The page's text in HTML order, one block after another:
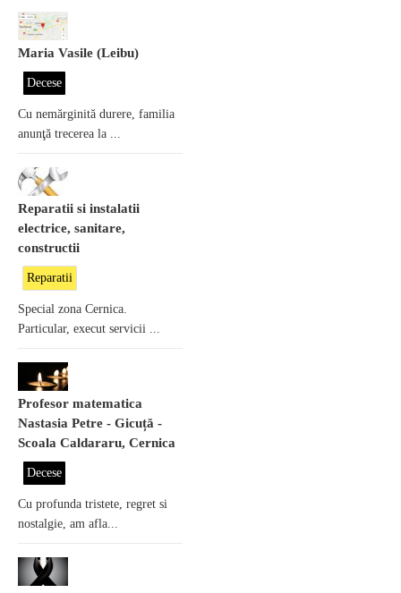
Maria Vasile (Leibu)
Decese
Cu nemărginită durere, familia
anunţă trecerea la ...
Reparatii si instalatii
electrice, sanitare,
constructii
Reparatii
Special zona Cernica.
Particular, execut servicii ...
Profesor matematica
Nastasia Petre - Gicuță -
Scoala Caldararu, Cernica
Decese
Cu profunda tristete, regret si
nostalgie, am afla...